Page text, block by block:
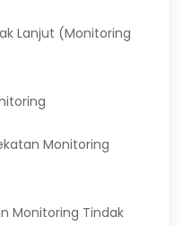
Lanjut (Monitoring
Monitoring
Monitoring Tindak